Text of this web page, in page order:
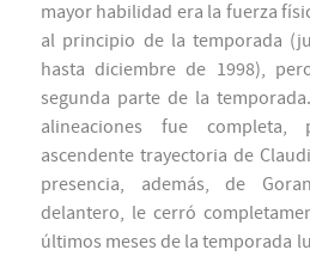
mayor habilidad era la fuerza
al principio de la temporada
hasta diciembre de 1998),
segunda parte de la
alineaciones fue completa,
ascendente trayectoria de
presencia, además, de
delantero, le cerró
últimos meses de la temporada